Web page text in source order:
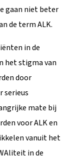
gaan niet beter
de term ALK.
in de
het stigma van
door
serieus
mate bij
voor ALK en
vanuit het
in de